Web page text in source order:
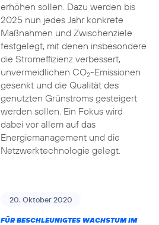
erhöhen sollen. Dazu werden bis
2025 nun jedes Jahr konkrete
Maßnahmen und Zwischenziele
festgelegt, mit denen insbesondere
die Stromeffizienz verbessert,
unvermeidlichen CO2-Emissionen
gesenkt und die Qualität des
genutzten Grünstroms gesteigert
werden sollen. Ein Fokus wird
dabei vor allem auf das
Energiemanagement und die
Netzwerktechnologie gelegt.
20. Oktober 2020
FÜR BESCHLEUNIGTES WACHSTUM IM